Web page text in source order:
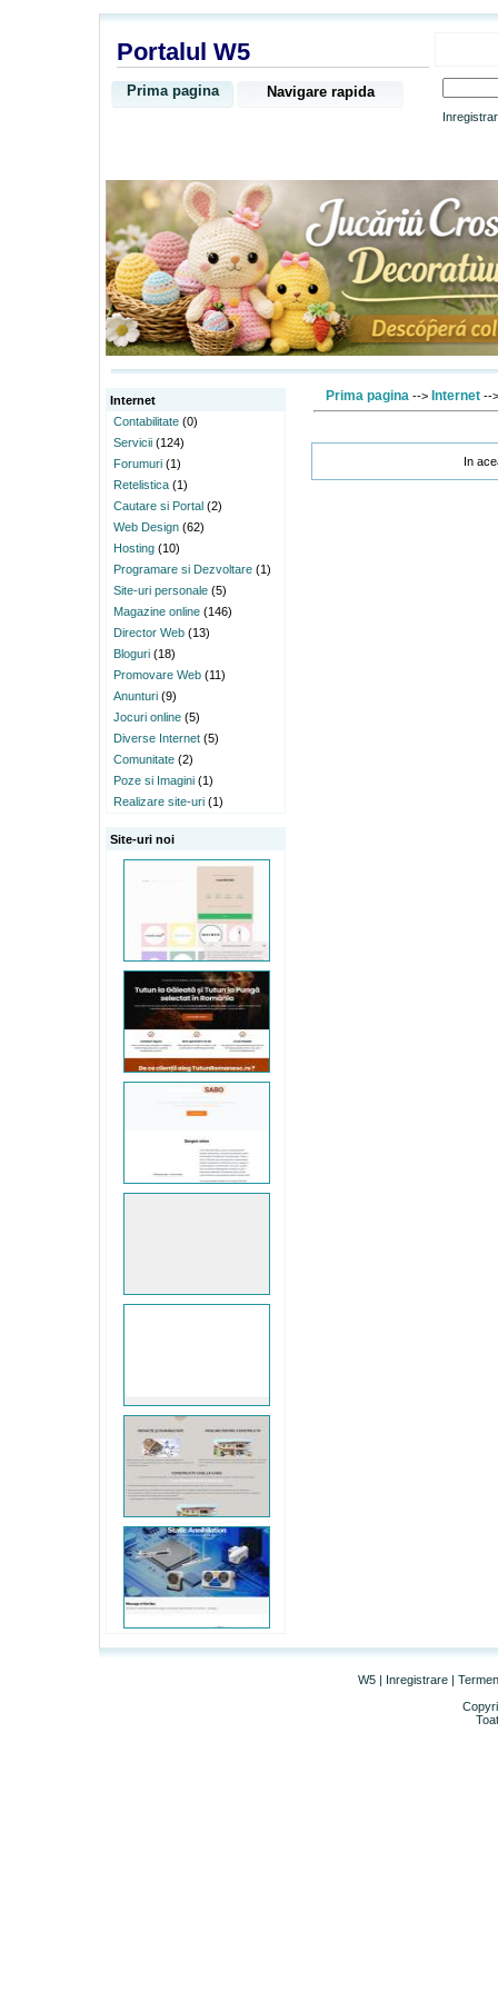
Portalul W5
Prima pagina Navigare rapida
Internet
Contabilitate (0)
Servicii (124)
Forumuri (1)
Retelistica (1)
Cautare si Portal (2)
Web Design (62)
Hosting (10)
Programare si Dezvoltare (1)
Site-uri personale (5)
Magazine online (146)
Director Web (13)
Bloguri (18)
Promovare Web (11)
Anunturi (9)
Jocuri online (5)
Diverse Internet (5)
Comunitate (2)
Poze si Imagini (1)
Realizare site-uri (1)
Site-uri noi
Prima pagina --> Internet --
In
W5| Inregistrare|